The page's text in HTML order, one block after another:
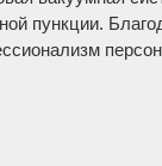
пункции.